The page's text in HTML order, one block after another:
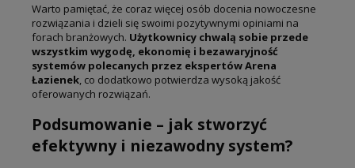
Warto pamiętać, że coraz więcej osób docenia nowoczesne
rozwiązania i dzieli się swoimi pozytywnymi opiniami na
forach branżowych. Użytkownicy chwalą sobie przede
wszystkim wygodę, ekonomię i bezawaryjność
systemów polecanych przez ekspertów Arena
Łazienek, co dodatkowo potwierdza wysoką jakość
oferowanych rozwiązań.
Podsumowanie – jak stworzyć
efektywny i niezawodny system?